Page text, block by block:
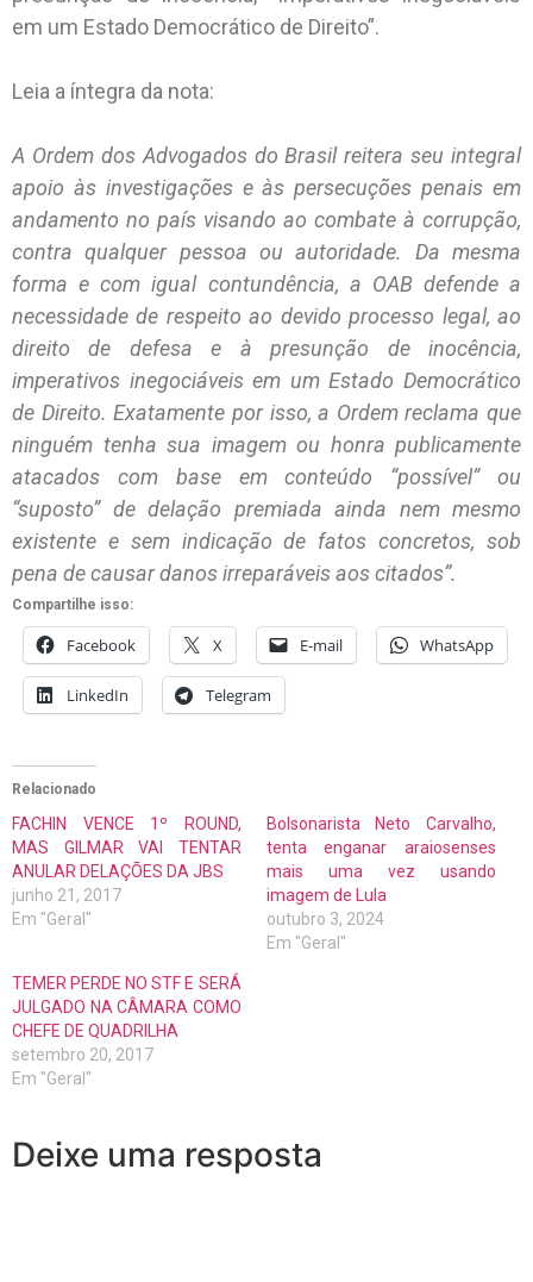
em um Estado Democrático de Direito”.
Leia a íntegra da nota:
A Ordem dos Advogados do Brasil reitera seu integral
apoio às investigações e às persecuções penais em
andamento no país visando ao combate à corrupção,
contra qualquer pessoa ou autoridade. Da mesma
forma e com igual contundência, a OAB defende a
necessidade de respeito ao devido processo legal, ao
direito de defesa e à presunção de inocência,
imperativos inegociáveis em um Estado Democrático
de Direito. Exatamente por isso, a Ordem reclama que
ninguém tenha sua imagem ou honra publicamente
atacados com base em conteúdo “possível” ou
“suposto” de delação premiada ainda nem mesmo
existente e sem indicação de fatos concretos, sob
pena de causar danos irreparáveis aos citados”.
Compartilhe isso:
Facebook X E-mail WhatsApp
LinkedIn Telegram
Relacionado
FACHIN VENCE 1º ROUND,
MAS GILMAR VAI TENTAR
ANULAR DELAÇÕES DA JBS
junho 21, 2017
Em "Geral"
Bolsonarista Neto Carvalho,
tenta enganar araiosenses
mais uma vez usando
imagem de Lula
outubro 3, 2024
Em "Geral"
TEMER PERDE NO STF E SERÁ
JULGADO NA CÂMARA COMO
CHEFE DE QUADRILHA
setembro 20, 2017
Em "Geral"
Deixe uma resposta